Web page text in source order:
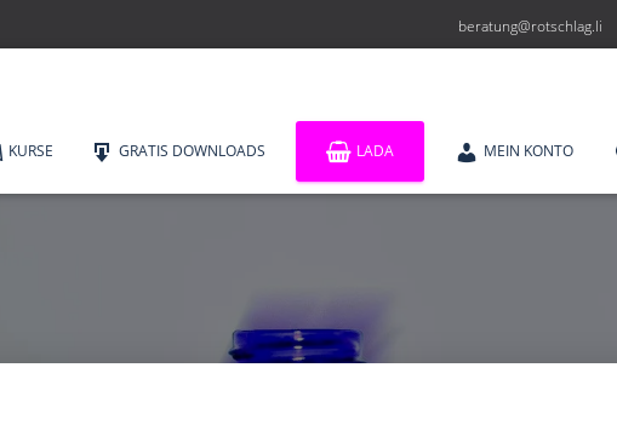
beratung@rotschlag.li
KURSE GRATIS DOWNLOADS LADA MEIN KONTO